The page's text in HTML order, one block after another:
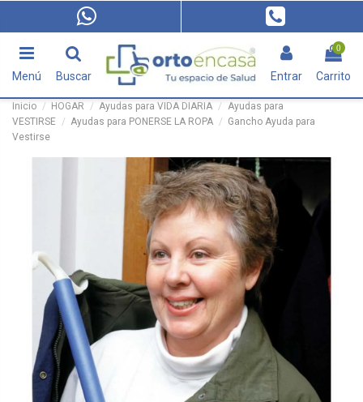
Menú Buscar Entrar
0
Carrito
Inicio HOGAR Ayudas para VIDA DIARIA
Ayudas para
VESTIRSE
Ayudas para PONERSE LA ROPA
Gancho Ayuda para
Vestirse